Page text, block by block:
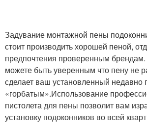
Задувание монтажной пены
стоит производить хорошей пеной,
предпочтения проверенным
можете быть уверенным что пену не
сделает ваш установленный недавно
«горбатым».Использование
пистолета для пены позволит вам
установку подоконников во всей